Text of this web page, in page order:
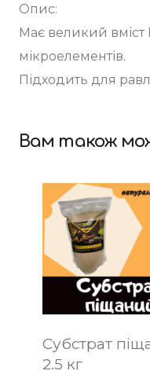
Опис:
Має великий вміст
мікроелементів.
Підходить для
Вам також
Субстрат
2.5 кг